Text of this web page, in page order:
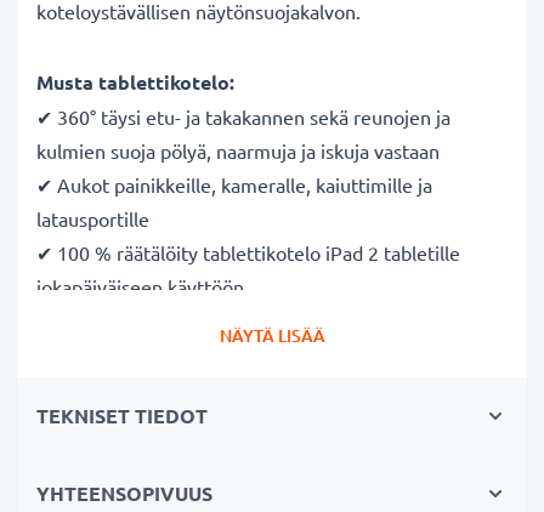
koteloystävällisen näytönsuojakalvon.
Musta tablettikotelo:
✔ 360° täysi etu- ja takakannen sekä reunojen ja
kulmien suoja pölyä, naarmuja ja iskuja vastaan
✔ Aukot painikkeille, kameralle, kaiuttimille ja
latausportille
✔ 100 % räätälöity tablettikotelo iPad 2 tabletille
jokapäiväiseen käyttöön
✔ Räätälöity iPad 2-tablettillesi
käytettävissä kotelossa
NÄYTÄ LISÄÄ
TEKNISET TIEDOT
YHTEENSOPIVUUS